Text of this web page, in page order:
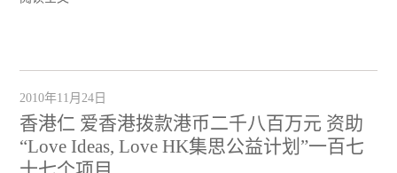
2010年11月24日
香港仁 爱香港拨款港币二千八百万元 资助
“Love Ideas, Love HK集思公益计划”一百七